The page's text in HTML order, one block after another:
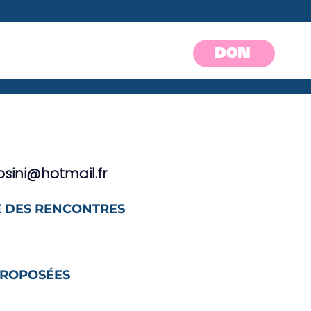
DON
DES RENCONTRES